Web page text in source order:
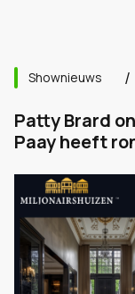
Shownieuws
Patty Brard
Paay heeft